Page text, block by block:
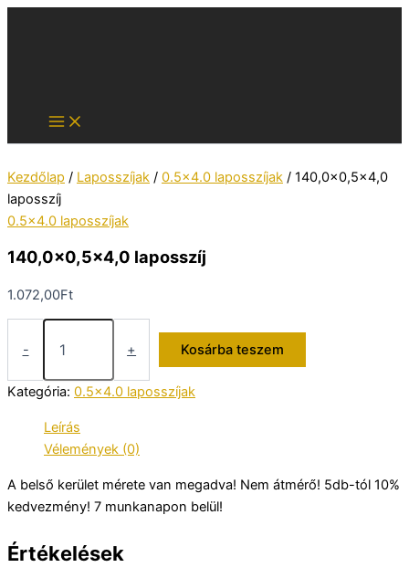
Kezdőlap / Laposszíjak / 0.5x4.0 laposszíjak / 140,0×0,5×4,0
laposszíj
0.5x4.0 laposszíjak
140,0×0,5×4,0 laposszíj
1.072,00Ft
-
140,0x0,5x4,0
+ Kosárba teszem
Kategória: 0.5x4.0 laposszíjak
Leírás
Vélemények (0)
A belső kerület mérete van megadva! Nem átmérő! 5db-tól 10%
kedvezmény! 7 munkanapon belül!
Értékelések